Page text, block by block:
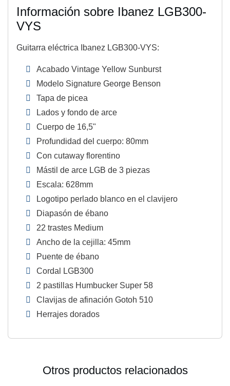
Información sobre Ibanez LGB300-
VYS
Guitarra eléctrica Ibanez LGB300-VYS:
Acabado Vintage Yellow Sunburst
Modelo Signature George Benson
Tapa de picea
Lados y fondo de arce
Cuerpo de 16,5"
Profundidad del cuerpo: 80mm
Con cutaway florentino
Mástil de arce LGB de 3 piezas
Escala: 628mm
Logotipo perlado blanco en el clavijero
Diapasón de ébano
22 trastes Medium
Ancho de la cejilla: 45mm
Puente de ébano
Cordal LGB300
2 pastillas Humbucker Super 58
Clavijas de afinación Gotoh 510
Herrajes dorados
Otros productos relacionados